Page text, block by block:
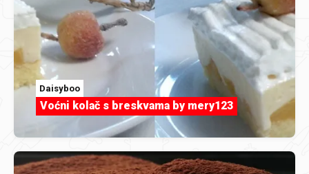
Daisyboo
Voćni kolač s breskvama by mery123